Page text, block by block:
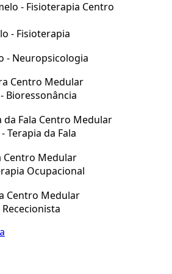
- Fisioterapia
Bioressonância
Terapia da Fala
Ocupacional